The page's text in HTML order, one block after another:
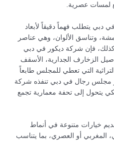
لمسات عصرية.
يتطلب فهماً دقيقاً لأبعاد
وتناسق الألوان، وهي عناصر
فإن شركة ديكور في دبي
الزخارف الجدارية، الأسقف
التي تعطي للمجلس طابعاً
مجلس رجال في دبي تنفذه شركة
يتحول إلى تحفة معمارية تجمع
خيارات متنوعة في أنماط
المغربي أو العصري، بما يتناسب